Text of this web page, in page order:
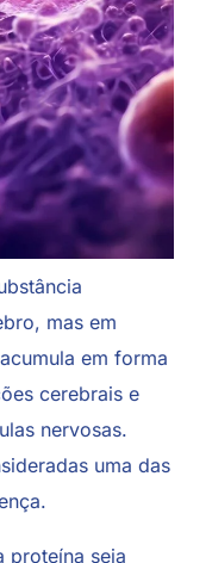
mas em
em forma
cerebrais e
nervosas.
uma das
proteína seja